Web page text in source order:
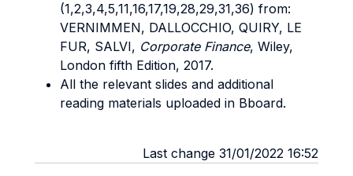
(1,2,3,4,5,11,16,17,19,28,29,31,36) from:
VERNIMMEN, DALLOCCHIO, QUIRY, LE
FUR, SALVI, Corporate Finance, Wiley,
London fifth Edition, 2017.
All the relevant slides and additional
reading materials uploaded in Bboard.
Last change 31/01/2022 16:52